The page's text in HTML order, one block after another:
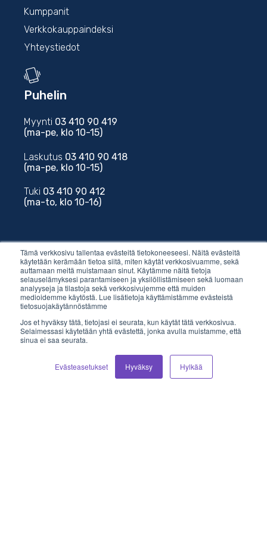
Tämä verkkosivu tallentaa evästeitä tietokoneeseesi. Näitä evästeitä
käytetään kerämään tietoa siitä, miten käytät verkkosivuamme, sekä
auttamaan meitä muistamaan sinut. Käytämme näitä tietoja
selauselämyksesi parantamiseen ja yksilöllistämiseen sekä luomaan
analyyseja ja tilastoja sekä verkkosivujemme että muiden
medioidemme käytöstä. Lue lisätietoja käyttämistämme evästeistä
tietosuojakäytännöstämme
Jos et hyväksy tätä, tietojasi ei seurata, kun käytät tätä verkkosivua.
Selaimessasi käytetään yhtä evästettä, jonka avulla muistamme, että
sinua ei saa seurata.
Evästeasetukset Hyväksy Hylkää
Kumppanit
Verkkokauppaindeksi
Yhteystiedot
Puhelin
Myynti 03 410 90 419
(ma-pe, klo 10-15)
Laskutus 03 410 90 418
(ma-pe, klo 10-15)
Tuki 03 410 90 412
(ma-to, klo 10-16)
Sähköposti
myynti@vilkas.fi
laskutus@vilkas.fi